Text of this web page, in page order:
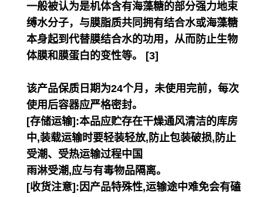
一般被认为是机体含有海藻糖的部分强力地束
缚水分子，与膜脂质共同拥有结合水或海藻糖
本身起到代替膜结合水的功用，从而防止生物
体膜和膜蛋白的变性等。 [3]
该产品保质日期为24个月，未使用完前，每次
使用后容器应严格密封。
[存储运输]:本品应贮存在干燥通风清洁的库房
中,装载运输时要轻装轻放,防止包装破损,防止
受潮、受热运输过程中国
雨淋受潮,应与有毒物品隔离。
[收货注意]:因产品特殊性,运输途中难免会有磕